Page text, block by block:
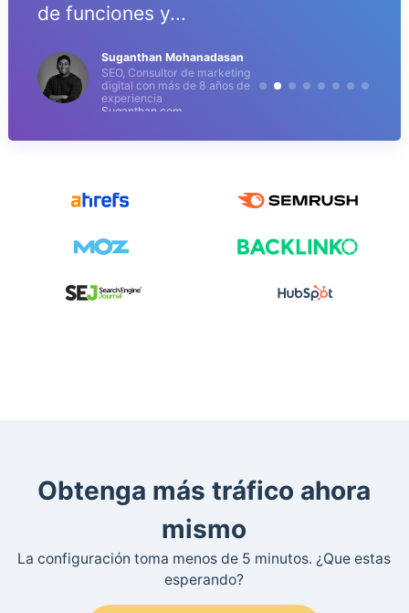
de funciones y...
Suganthan Mohanadasan
SEO, Consultor de marketing
digital con más de 8 años de
experiencia
Suganthan.com
Obtenga más tráfico ahora
mismo
La configuración toma menos de 5 minutos. ¿Que estas
esperando?